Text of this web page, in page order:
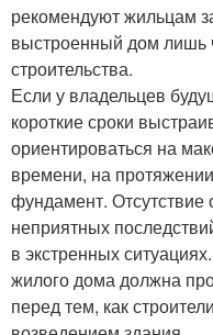
рекомендуют жильцам
выстроенный дом лишь
строительства.
Если у владельцев
короткие сроки
ориентироваться на
времени, на
фундамент. Отсутствие
неприятных
в экстренных
жилого дома должна
перед тем, как